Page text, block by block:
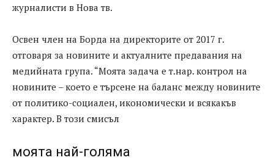
журналисти в Нова тв.
Освен член на Борда на директорите от 2017 г.
отговаря за новините и актуалните предавания на
медийната група. “Моята задача е т.нар. контрол на
новините – което е търсене на баланс между новините
от политико-социален, икономически и всякакъв
характер. В този смисъл
моята най-голяма